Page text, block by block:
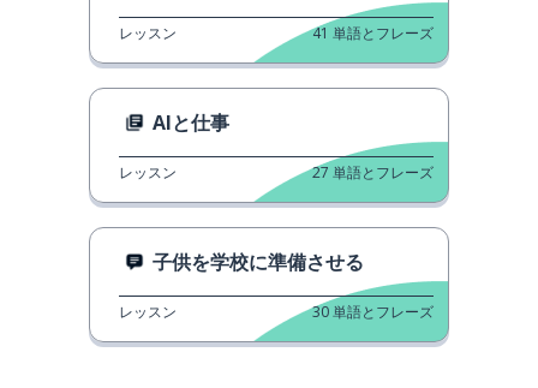
レッスン 41 単語とフレーズ
AIと仕事
レッスン 27 単語とフレーズ
子供を学校に準備させる
レッスン 30単語とフレーズ